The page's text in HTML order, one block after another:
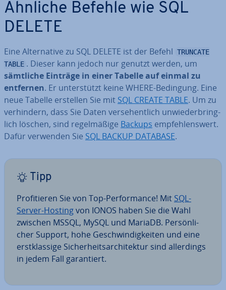
Ähnliche Befehle wie SQL
DELETE
Eine Al­ter­na­ti­ve zu SQL DELETE ist der Befehl TRUNCATE
TABLE . Dieser kann jedoch nur genutzt werden, um
sämtliche Einträge in einer Tabelle auf einmal zu
entfernen. Er un­ter­stützt keine WHERE-Bedingung. Eine
neue Tabelle erstellen Sie mit SQL CREATE TABLE. Um zu
ver­hin­dern, dass Sie Daten ver­se­hent­lich un­wie­der­bring­
lich löschen, sind re­gel­mä­ßi­ge Backups emp­feh­lens­wert.
Dafür verwenden Sie SQL BACKUP DATABASE.
Tipp
Pro­fi­tie­ren Sie von Top-Per­for­mance! Mit SQL-
Server-Hostingvon IONOS haben Sie die Wahl
zwischen MSSQL, MySQL und MariaDB. Per­sön­li­
cher Support, hohe Ge­schwin­dig­kei­ten und eine
erst­klas­si­ge Si­cher­heits­ar­chi­tek­tur sind al­ler­dings
in jedem Fall ga­ran­tiert.